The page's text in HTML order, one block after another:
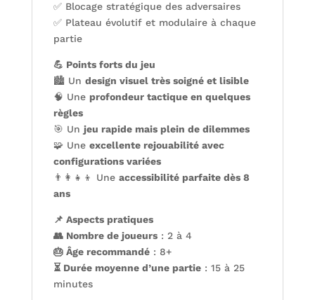
✅ Blocage stratégique des adversaires
✅ Plateau évolutif et modulaire à chaque
partie
💪 Points forts du jeu
🏙️ Un design visuel très soigné et lisible
🧠 Une profondeur tactique en quelques
règles
🎯 Un jeu rapide mais plein de dilemmes
🧩 Une excellente rejouabilité avec
configurations variées
👨‍👩‍👧‍👦 Une accessibilité parfaite dès 8
ans
📌 Aspects pratiques
👥 Nombre de joueurs: 2 à 4
🎂 Âge recommandé: 8+
⏳ Durée moyenne d’une partie: 15 à 25
minutes